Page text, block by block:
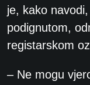
je, kako
podignutom,
registarskom
– Ne mogu